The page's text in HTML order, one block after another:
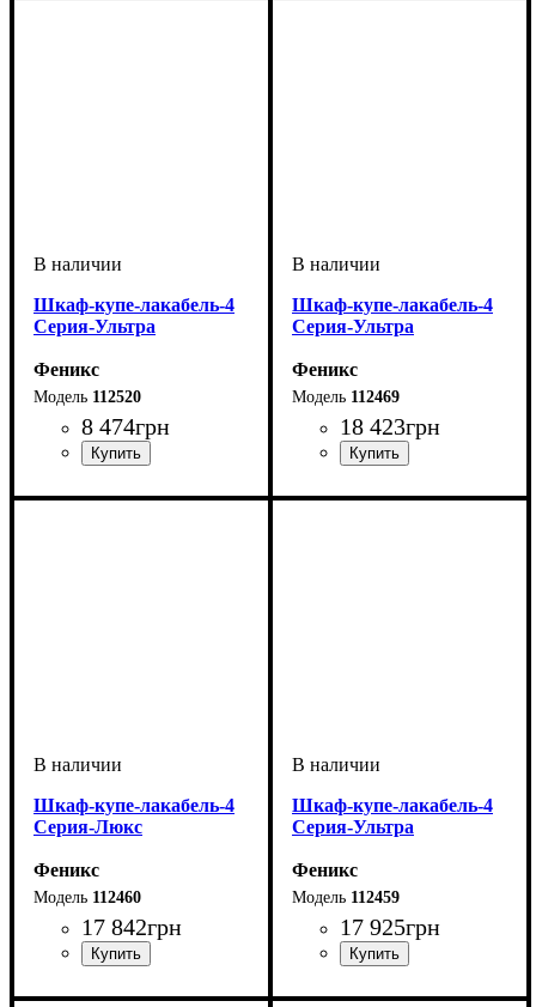
Шкаф-купе-лакабель-4
Серия-Ультра
Феникс
112520
8 474грн
Шкаф-купе-лакабель-4
Серия-Ультра
Феникс
112469
18 423грн
Шкаф-купе-лакабель-4
Серия-Люкс
Феникс
112460
17 842грн
Шкаф-купе-лакабель-4
Серия-Ультра
Феникс
112459
17 925грн